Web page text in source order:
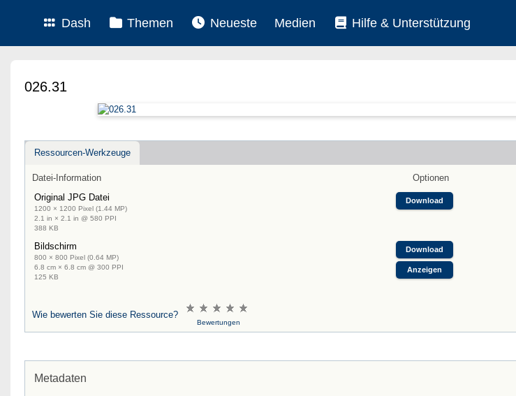
Dash Themen Neueste Medien Hilfe & Unterstützung
026.31
Ressourcen-Werkzeuge
Datei-Information
Optionen
Original JPG Datei
1200 × 1200 Pixel (1.44 MP)
2.1 in × 2.1 in @ 580 PPI
388 KB
Download
Bildschirm
800 × 800 Pixel (0.64 MP)
6.8 cm × 6.8 cm @ 300 PPI
125 KB
Download
Anzeigen
Wie bewerten Sie diese Ressource?
Bewertungen
Metadaten